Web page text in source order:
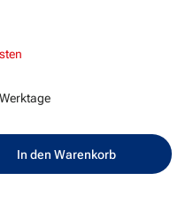
gewünschten
In den Warenkorb